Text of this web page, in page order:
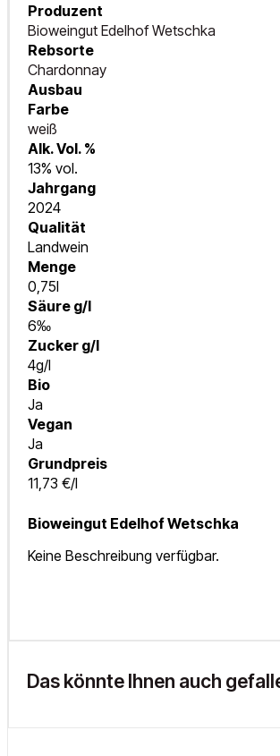
Produzent
Bioweingut Edelhof Wetschka
Rebsorte
Chardonnay
Ausbau
Farbe
weiß
Alk. Vol. %
13% vol.
Jahrgang
2024
Qualität
Landwein
Menge
0,75l
Säure g/l
6‰
Zucker g/l
4g/l
Bio
Ja
Vegan
Ja
Grundpreis
11,73 €/l
Bioweingut Edelhof Wetschka
Keine Beschreibung verfügbar.
Das könnte Ihnen auch